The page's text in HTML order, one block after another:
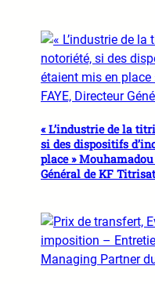
« L’industrie de la
si des dispositifs
place »
Général de KF